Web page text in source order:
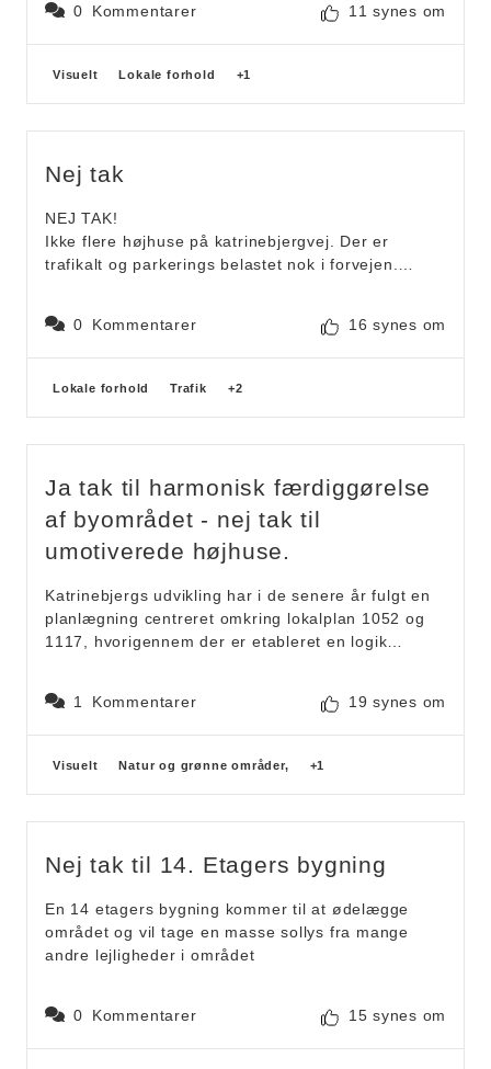
som giver genskin når jeg står i mit køkken hvis de
så sætter deres dør på klem så giver de igen du
det gjorde I også da I byggede de andre grimme
kommuneplanen om have det være os almindelige
pille lortet ned men sådan er det ikke at få de dyre
herrer.
0 Kommentarer 11 synes om
Forslagskategorier
Visuelt Lokale forhold +1
Nej tak
NEJ TAK!
Ikke flere højhuse på katrinebjergvej. Der er
trafikalt og parkerings belastet nok i forvejen.
omvendt TRODS GENNEMKØRSEL FORBUDT!!
kan vi kun frygte det bliver værre, hvis der bliver
0 Kommentarer 16 synes om
Forslagskategorier
Lokale forhold Trafik +2
Ja tak til harmonisk færdiggørelse
af byområdet - nej tak til
umotiverede højhuse.
Katrinebjergs udvikling har i de senere år fulgt en
planlægning centreret omkring lokalplan 1052 og
1117, hvorigennem der er etableret en logik
det velbegrundede formål at understrege de vigtige
nye bypladser, såvel ved Campusstrøgets
afslutning i Katrinetorvet og ved den nye
et højt hus, der “indskriver sig i serien af høje huse
bogtårnet arkitektur. Men ingen af delene udgør
reelle argumenter for at placere et højt hus her,
idet der reelt ingen bymæssig sammenhæng er til
knyttet hertil skaber bymæssig og rumlig logik, der
Placeringen af højhuset forekommer umotiveret ud
1 Kommentarer 19 synes om
Forslagskategorier
Visuelt Natur og grønne områder, +1
Nej tak til 14. Etagers bygning
En 14 etagers bygning kommer til at ødelægge
området og vil tage en masse sollys fra mange
andre lejligheder i området
0 Kommentarer 15 synes om